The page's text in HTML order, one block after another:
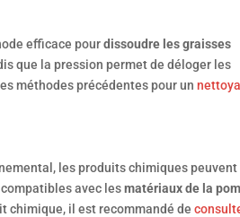
efficace pourdissoudre les graisses
que la pression permet de déloger les
méthodes précédentes pour un
les produits chimiques peuvent
avec lesmatériaux de la
chimique, il est recommandé de